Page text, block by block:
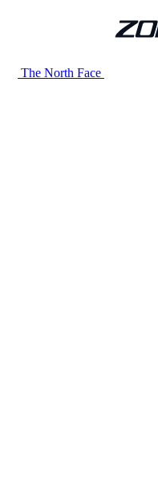
The North Face